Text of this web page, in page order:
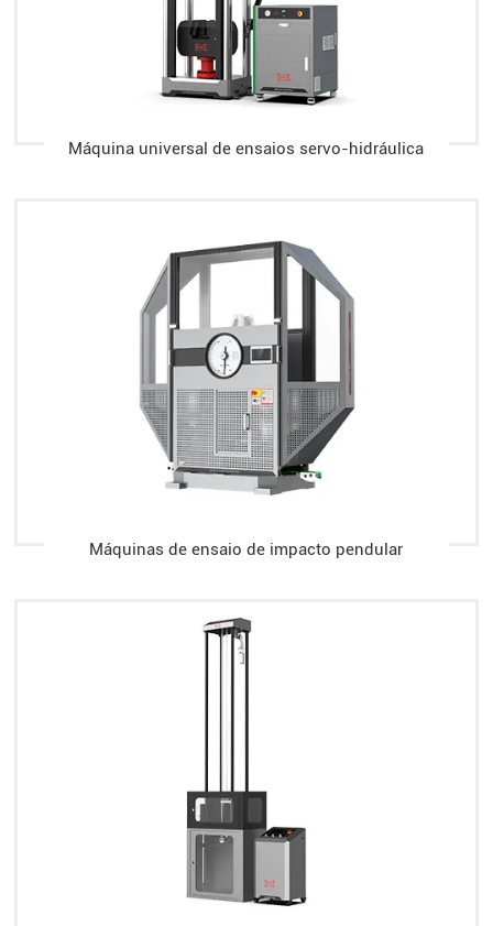
Máquina universal de ensaios servo-hidráulica
Máquinas de ensaio de impacto pendular